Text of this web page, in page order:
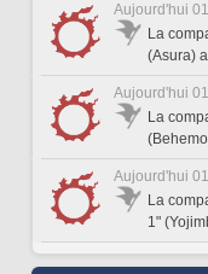
Aujourd'hui
La
(Asura)
Aujourd'hui
La
Aujourd'hui
La
1"